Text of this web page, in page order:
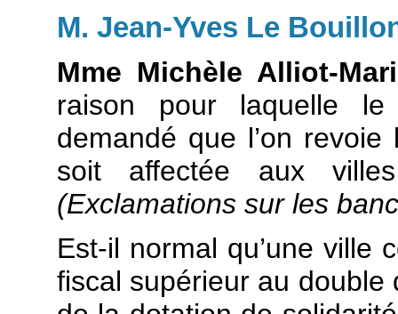
M. Jean-Yves Le
Mme Michèle Alliot-
raison pour laquelle
demandé que l’on
soit affectée aux
(Exclamations sur les
Est-il normal qu’une ville
fiscal supérieur au